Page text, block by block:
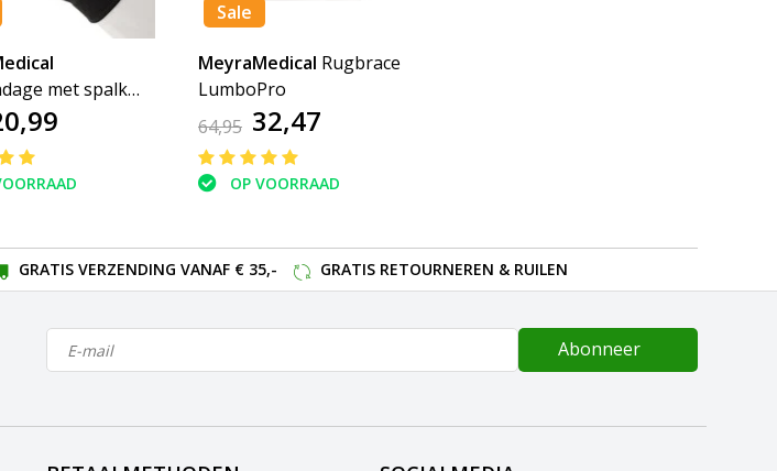
met spalk
Sale
MeyraMedical Rugbrace
LumboPro
64,95 32,47
OP VOORRAAD
GRATIS VERZENDING VANAF € 35,- GRATIS RETOURNEREN & RUILEN
Abonneer